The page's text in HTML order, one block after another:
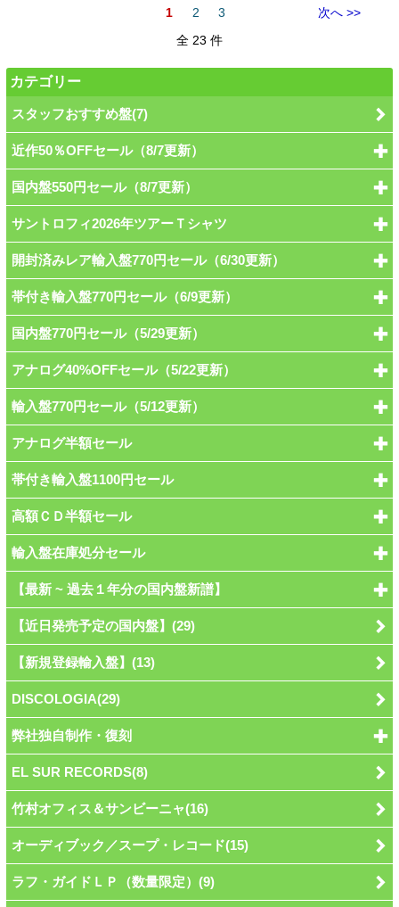
1 2 3
次へ >>
全 23 件
カテゴリー
スタッフおすすめ盤(7)
近作50％OFFセール（8/7更新）
国内盤550円セール（8/7更新）
サントロフィ2026年ツアーＴシャツ
開封済みレア輸入盤770円セール（6/30更新）
帯付き輸入盤770円セール（6/9更新）
国内盤770円セール（5/29更新）
アナログ40%OFFセール（5/22更新）
輸入盤770円セール（5/12更新）
アナログ半額セール
帯付き輸入盤1100円セール
高額ＣＤ半額セール
輸入盤在庫処分セール
【最新 ~ 過去１年分の国内盤新譜】
【近日発売予定の国内盤】(29)
【新規登録輸入盤】(13)
DISCOLOGIA(29)
弊社独自制作・復刻
EL SUR RECORDS(8)
竹村オフィス＆サンビーニャ(16)
オーディブック／スープ・レコード(15)
ラフ・ガイドＬＰ（数量限定）(9)